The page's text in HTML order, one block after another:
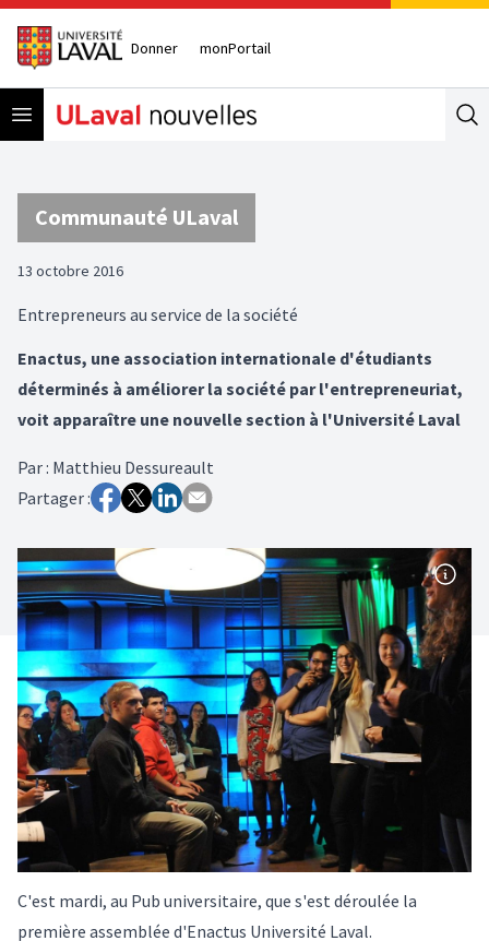
Donner monPortail
Open menu
Communauté ULaval
13 octobre 2016
Entrepreneurs au service de la société
Enactus, une association internationale d'étudiants
déterminés à améliorer la société par l'entrepreneuriat,
voit apparaître une nouvelle section à l'Université Laval
Par: Matthieu Dessureault
Partager :
C'est mardi, au Pub universitaire, que s'est déroulée la
première assemblée d'Enactus Université Laval.